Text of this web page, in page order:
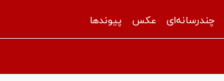
چندرسانه‌ای عکس پیوندها